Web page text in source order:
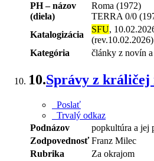
PH – názov
(diela)
Roma (1972)
TERRA 0/0
Katalogizácia
SFU,
(rev.10.02.2026)
Kategória
články z novín
10.Správy z
Poslať
Trvalý odkaz
Podnázov
popkultúra a jej
Zodpovednosť Franz Milec
Rubrika
Za okrajom